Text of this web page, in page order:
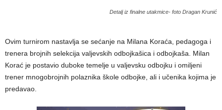
Detalj iz finalne utakmice- foto Dragan Krunić
Ovim turnirom nastavlja se sećanje na Milana Koraća, pedagoga i
trenera brojnih selekcija valjevskih odbojkašica i odbojkaša. Milan
Korać je postavio duboke temelje u valjevsku odbojku i omiljeni
trener mnogobrojnih polaznika škole odbojke, ali i učenika kojima je
predavao.